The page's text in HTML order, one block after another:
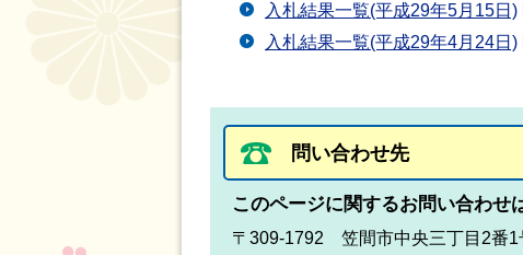
入札結果一覧(平成29年5月15日)
入札結果一覧(平成29年4月24日)
問い合わせ先
このページに関するお問い合わせ
〒309-1792 笠間市中央三丁目2番1